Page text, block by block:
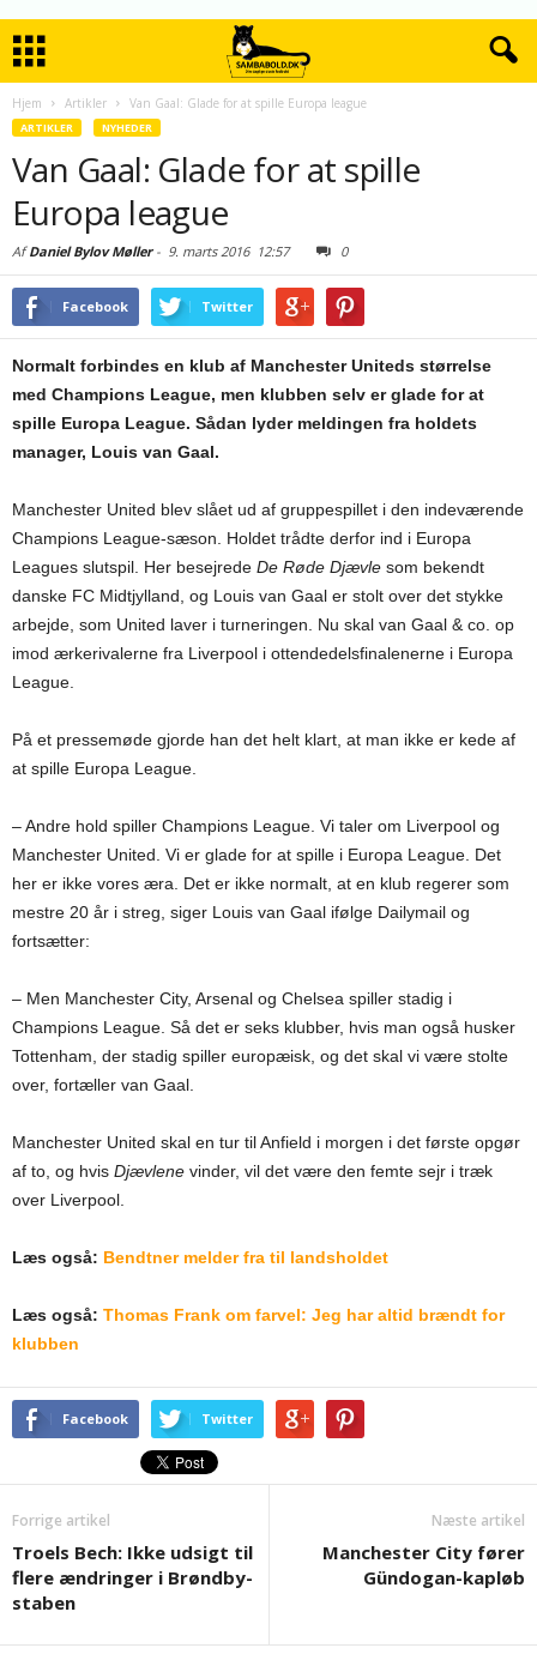
Hjem Artikler Van Gaal: Glade for at spille Europa league
ARTIKLER NYHEDER
Van Gaal: Glade for at spille
Europa league
AfDaniel Bylov Møller- 9. marts 201612:57 0
Facebook Twitter
Normalt forbindes en klub af Manchester Uniteds størrelse
med Champions League, men klubben selv er glade for at
spille Europa League. Sådan lyder meldingen fra holdets
manager, Louis van Gaal.
Manchester United blev slået ud af gruppespillet i den indeværende
Champions League-sæson. Holdet trådte derfor ind i Europa
Leagues slutspil. Her besejrede De Røde Djævle som bekendt
danske FC Midtjylland, og Louis van Gaal er stolt over det stykke
arbejde, som United laver i turneringen. Nu skal van Gaal & co. op
imod ærkerivalerne fra Liverpool i ottendedelsfinalenerne i Europa
League.
På et pressemøde gjorde han det helt klart, at man ikke er kede af
at spille Europa League.
– Andre hold spiller Champions League. Vi taler om Liverpool og
Manchester United. Vi er glade for at spille i Europa League. Det
her er ikke vores æra. Det er ikke normalt, at en klub regerer som
mestre 20 år i streg, siger Louis van Gaal ifølge Dailymail og
fortsætter:
– Men Manchester City, Arsenal og Chelsea spiller stadig i
Champions League. Så det er seks klubber, hvis man også husker
Tottenham, der stadig spiller europæisk, og det skal vi være stolte
over, fortæller van Gaal.
Manchester United skal en tur til Anfield i morgen i det første opgør
af to, og hvis Djævlene vinder, vil det være den femte sejr i træk
over Liverpool.
Læs også: Bendtner melder fra til landsholdet
Læs også: Thomas Frank om farvel: Jeg har altid brændt for
klubben
Facebook Twitter
Forrige artikel
Troels Bech: Ikke udsigt til
flere ændringer i Brøndby-
staben
Næste artikel
Manchester City fører
Gündogan-kapløb